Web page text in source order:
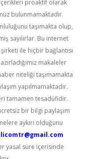
proaktif olarak
bulunmamaktadır.
taşımakta olup,
sayılırlar. Bu internet
ile hiçbir bağlantısı
makaleler
niteliği taşımamakta
yapılmamaktadır.
tamamen tesadüfidir.
bir bilgi paylaşım
aykırı olduğunu
yasal süre içerisinde